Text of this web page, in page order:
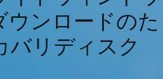
ウンロードのた
バリディスク